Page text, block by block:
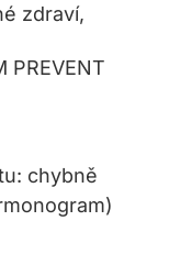
zdraví,
PREVENT
chybně